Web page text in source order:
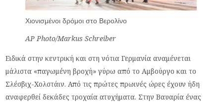
Χιονισμένοι δρόμοι στο Βερολίνο
AP Photo/Markus Schreiber
Ειδικά στην κεντρική και στη νότια Γερμανία αναμένεται
μάλιστα «παγωμένη βροχή» γύρω από το Αμβούργο και το
Σλέσβιχ-Χολστάιν. Από τις πρώτες πρωινές ώρες έχουν ήδη
αναφερθεί δεκάδες τροχαία ατυχήματα. Στην Βαυαρία ένας